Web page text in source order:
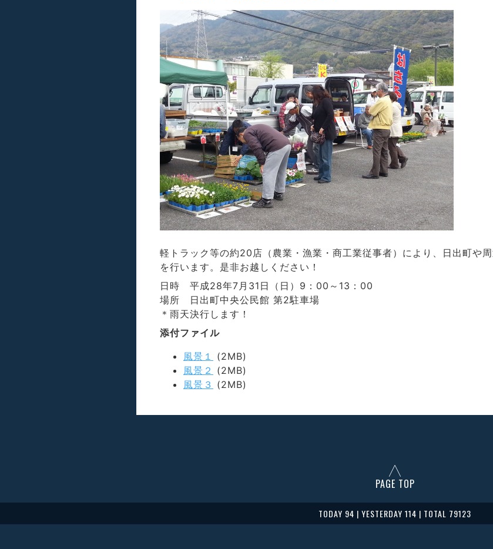
軽トラック等の約20店（農業・漁業・商工業従事者）により、日出町や
を行います。是非お越しください！
日時 平成28年7月31日（日）9：00～13：00
場所 日出町中央公民館 第2駐車場
＊雨天決行します！
添付ファイル
風景１ (2MB)
風景２ (2MB)
風景３ (2MB)
PAGE TOP
TODAY 94 | YESTERDAY 114 | TOTAL 79123